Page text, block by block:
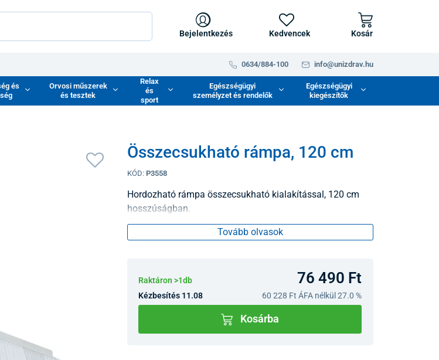
Bejelentkezés Kedvencek Kosár
0634/884-100 info@unizdrav.hu
és
Orvosi műszerek
és tesztek
Relax
és
sport
Egészségügyi
személyzet és rendelők
Egészségügyi
kiegészítők
Összecsukható rámpa, 120 cm
KÓD: P3558
Hordozható rámpa összecsukható kialakítással, 120 cm
hosszúságban.
Tovább olvasok
Raktáron >1db 76 490 Ft
Kézbesítés 11.08 60 228 Ft ÁFA nélkül 27.0 %
Kosárba